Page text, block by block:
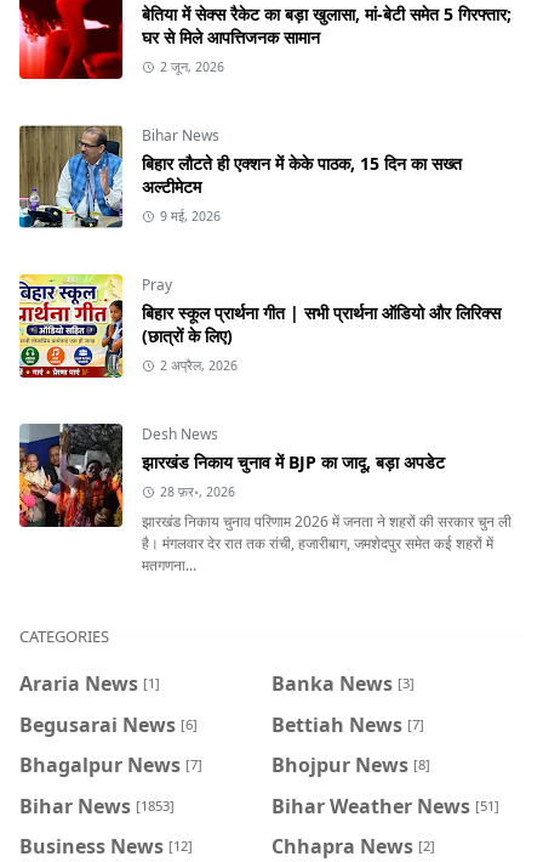
बेतिया में सेक्स रैकेट का बड़ा खुलासा, मां-बेटी समेत 5 गिरफ्तार;
घर से मिले आपत्तिजनक सामान
2 जून, 2026
Bihar News
बिहार लौटते ही एक्शन में केके पाठक, 15 दिन का सख्त
अल्टीमेटम
9 मई, 2026
Pray
बिहार स्कूल प्रार्थना गीत | सभी प्रार्थना ऑडियो और लिरिक्स
(छात्रों के लिए)
2 अप्रैल, 2026
Desh News
झारखंड निकाय चुनाव में BJP का जादू, बड़ा अपडेट
28 फ़र॰, 2026
झारखंड निकाय चुनाव परिणाम 2026 में जनता ने शहरों की सरकार चुन ली
है। मंगलवार देर रात तक रांची, हजारीबाग, जमशेदपुर समेत कई शहरों में
मतगणना...
CATEGORIES
Araria News [1] Banka News [3]
Begusarai News [6] Bettiah News [7]
Bhagalpur News [7] Bhojpur News [8]
Bihar News [1853] Bihar Weather News [51]
Business News [12] Chhapra News [2]